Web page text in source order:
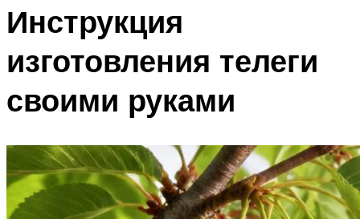
Инструкция
изготовления телеги
своими руками